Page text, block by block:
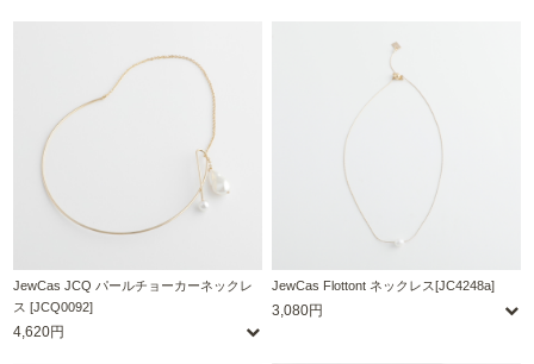
JewCas JCQ パールチョーカーネックレ
ス [JCQ0092]
4,620円
JewCas Flottont ネックレス[JC4248a]
3,080円